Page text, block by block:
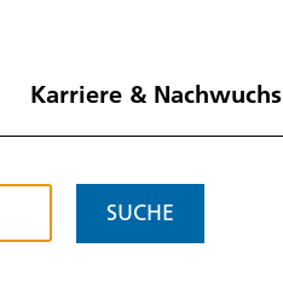
Karriere & Nachwuchs
SUCHE